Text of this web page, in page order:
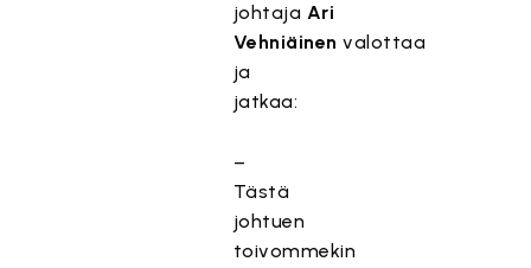
johtaja Ari
Vehniäinen valottaa
ja
jatkaa:
–
Tästä
johtuen
toivommekin